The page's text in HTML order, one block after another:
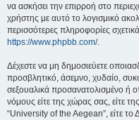
να ασκήσει την επιρροή στο
χρήστης με αυτό το λογισμικό
περισσότερες πληροφορίες
https://www.phpbb.com/.
Δέχεστε να μη δημοσιεύετε
προσβλητικό, άσεμνο, χυδαίο,
σεξουαλικά προσανατολισμένο ή
νόμους είτε της χώρας σας, είτε
“University of the Aegean”, είτε το